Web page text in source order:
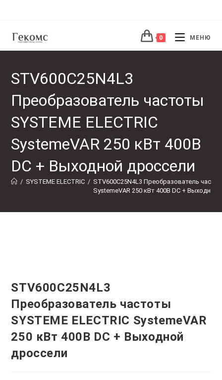
0 МЕНЮ
STV600C25N4L3
Преобразователь частоты
SYSTEME ELECTRIC
SystemeVAR 250 кВт 400В
DC + Выходной дроссели
/ SYSTEME ELECTRIC / STV600C25N4L3 Преобразователь
SystemeVAR 250 кВт 400В DC + Выходной
STV600C25N4L3
Преобразователь частоты
SYSTEME ELECTRIC SystemeVAR
250 кВт 400В DC + Выходной
дроссели